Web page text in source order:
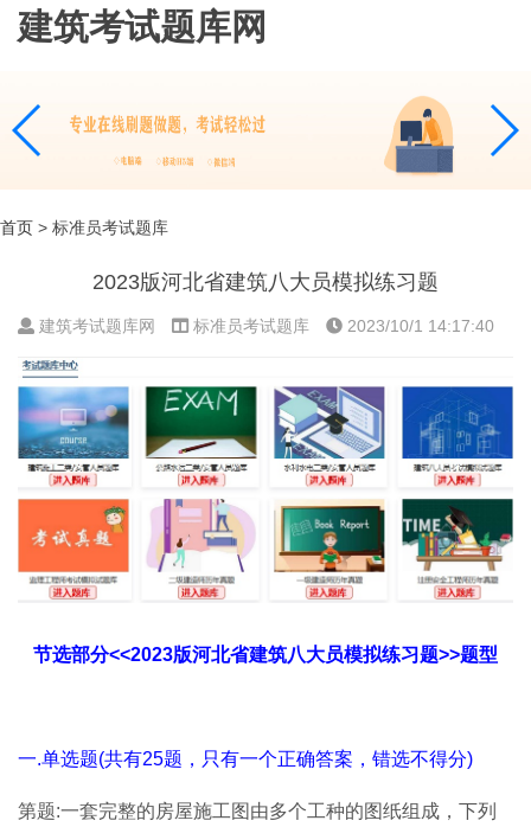
建筑考试题库网
首页 > 标准员考试题库
2023版河北省建筑八大员模拟练习题
建筑考试题库网 标准员考试题库 2023/10/1 14:17:40
节选部分<<2023版河北省建筑八大员模拟练习题>>题型
一.单选题(共有25题，只有一个正确答案，错选不得分)
第题:一套完整的房屋施工图由多个工种的图纸组成，下列